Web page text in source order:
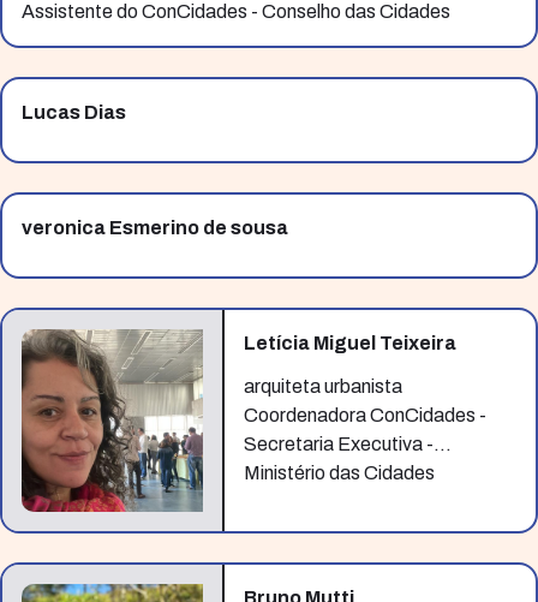
Assistente do ConCidades - Conselho das Cidades
Lucas Dias
veronica Esmerino de sousa
Letícia Miguel Teixeira
arquiteta urbanista
Coordenadora ConCidades -
Secretaria Executiva -
Ministério das Cidades
Bruno Mutti